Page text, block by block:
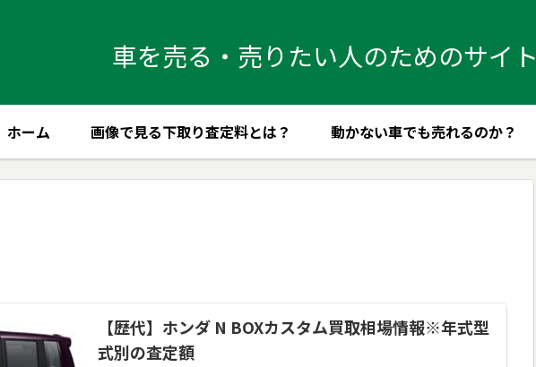
車を売る・売りたい人のためのサイト
ホーム 画像で見る下取り査定料とは？ 動かない車でも売れるのか？
【歴代】ホンダ N BOXカスタム買取相場情報※年式型
式別の査定額